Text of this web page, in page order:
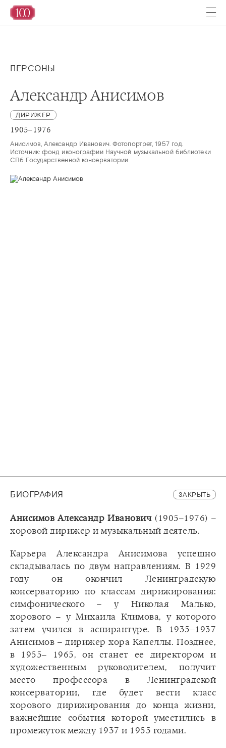
ПЕРСОНЫ
Александр Анисимов
ДИРИЖЕР
1905–1976
Анисимов, Александр Иванович. Фотопортрет, 1957 год.
Источник: фонд иконографии Научной музыкальной библиотеки
СПб Государственной консерватории
БИОГРАФИЯ ЗАКРЫТЬ
Анисимов Александр Иванович(1905–1976) –
хоровой дирижер и музыкальный деятель.
Карьера Александра Анисимова успешно
складывалась по двум направлениям. В 1929
году он окончил Ленинградскую
консерваторию по классам дирижирования:
симфонического – у Николая Малько,
хорового – у Михаила Климова, у которого
затем учился в аспирантуре. В 1935–1937
Анисимов – дирижер хора Капеллы. Позднее,
в 1955– 1965, он станет ее директором и
художественным руководителем, получит
место профессора в Ленинградской
консерватории, где будет вести класс
хорового дирижирования до конца жизни,
важнейшие события которой уместились в
промежуток между 1937 и 1955 годами.